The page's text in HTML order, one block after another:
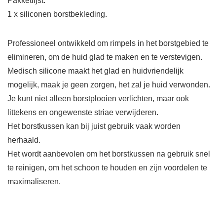
1 x siliconen borstbekleding.
Professioneel ontwikkeld om rimpels in het borstgebied te
elimineren, om de huid glad te maken en te verstevigen.
Medisch silicone maakt het glad en huidvriendelijk
mogelijk, maak je geen zorgen, het zal je huid verwonden.
Je kunt niet alleen borstplooien verlichten, maar ook
littekens en ongewenste striae verwijderen.
Het borstkussen kan bij juist gebruik vaak worden
herhaald.
Het wordt aanbevolen om het borstkussen na gebruik snel
te reinigen, om het schoon te houden en zijn voordelen te
maximaliseren.